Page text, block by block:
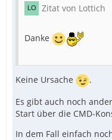
Zitat von Lottich
Danke
Keine Ursache
.
Es gibt auch noch
Start über die CMD-
In dem Fall einfach